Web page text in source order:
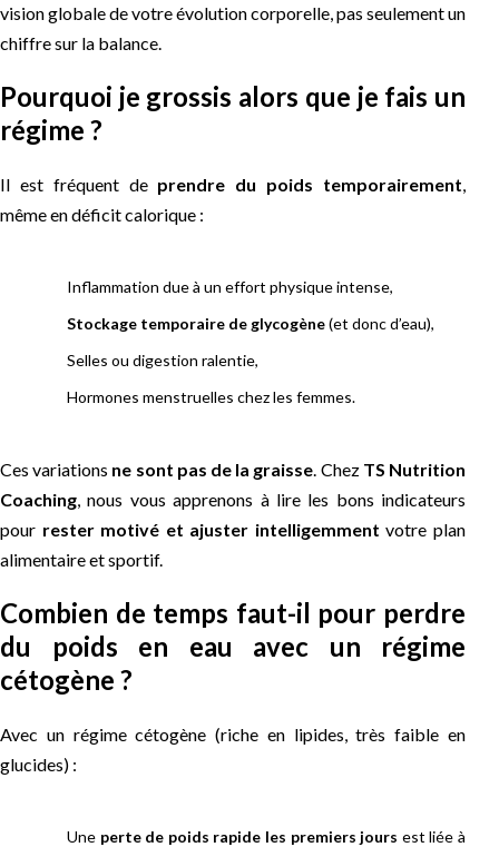
vision globale de votre évolution corporelle, pas seulement un
chiffre sur la balance.
Pourquoi je grossis alors que je fais un
régime ?
Il est fréquent de prendre du poids temporairement
même en déficit calorique :
Inflammation due à un effort physique intense,
Stockage temporaire de glycogène(et donc d’eau),
Selles ou digestion ralentie,
Hormones menstruelles chez les femmes.
Ces variations ne sont pas de la graisse . Chez TS Nutrition
Coaching , nous vous apprenons à lire les bons indicateurs
pour rester motivé et ajuster intelligemment votre plan
alimentaire et sportif.
Combien de temps faut-il pour perdre
du poids en eau avec un régime
cétogène ?
Avec un régime cétogène (riche en lipides, très faible en
glucides) :
Une perte de poids rapide les premiers jours est liée à